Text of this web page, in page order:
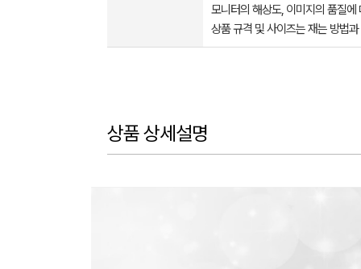
모니터의 해상도, 이미지의 품질
상품 규격 및 사이즈는 재는 방법
상품 상세설명